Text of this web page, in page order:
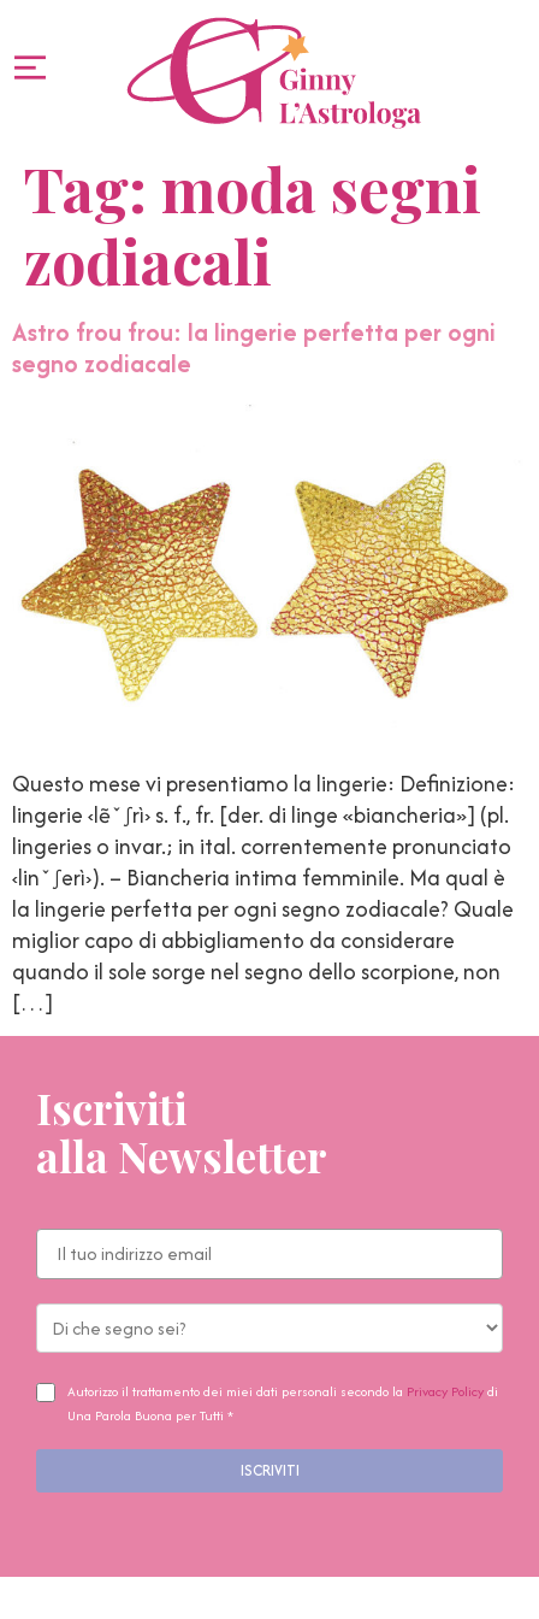
Tag: moda segni
zodiacali
Astro frou frou: la lingerie perfetta per ogni
segno zodiacale
Questo mese vi presentiamo la lingerie: Definizione:
lingerie ‹lẽˇ∫rì› s. f., fr. [der. di linge «biancheria»] (pl.
lingeries o invar.; in ital. correntemente pronunciato
‹linˇ∫erì›). – Biancheria intima femminile. Ma qual è
la lingerie perfetta per ogni segno zodiacale? Quale
miglior capo di abbigliamento da considerare
quando il sole sorge nel segno dello scorpione, non
[…]
Iscriviti
alla Newsletter
Autorizzo il trattamento dei miei dati personali secondo la Privacy Policydi
Una Parola Buona per Tutti *
ISCRIVITI